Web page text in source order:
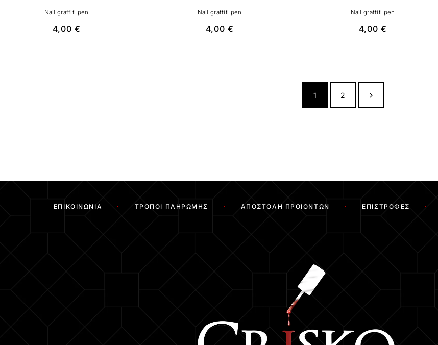
Nail graffiti pen
4,00 €
Nail graffiti pen
4,00 €
Nail graffiti pen
4,00 €
1 2
ΕΠΙΚΟΙΝΩΝΊΑ ΤΡΌΠΟΙ ΠΛΗΡΩΜΉΣ ΑΠΟΣΤΟΛΉ ΠΡΟΪΌΝΤΩΝ ΕΠΙΣΤΡΟΦΈΣ